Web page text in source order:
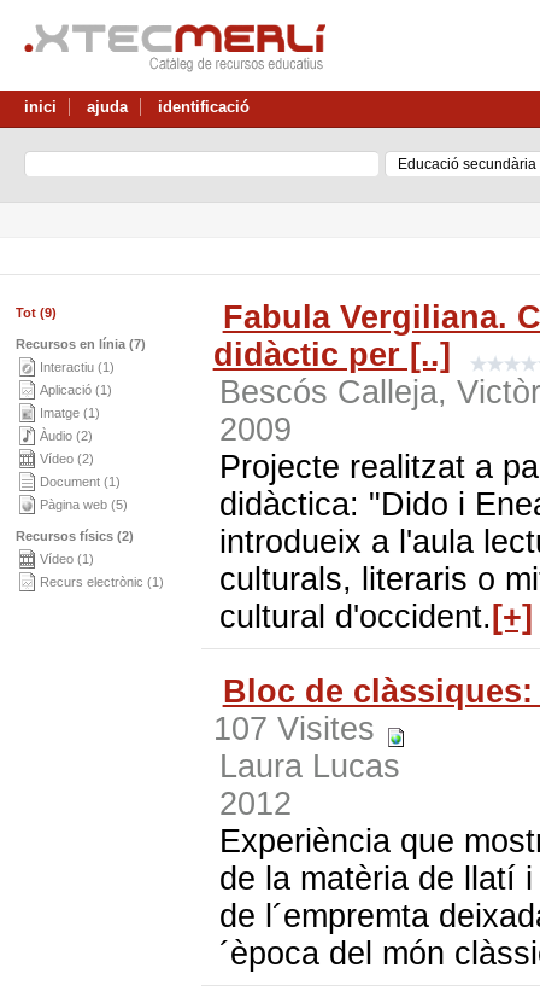
inici ajuda identificació
Tot (9)
Recursos en línia (7)
Interactiu (1)
Aplicació (1)
Imatge (1)
Àudio (2)
Vídeo (2)
Document (1)
Pàgina web (5)
Recursos físics (2)
Vídeo (1)
Recurs electrònic (1)
Fabula Vergiliana.
didàctic per [..]
Bescós Calleja,
2009
Projecte realitzat a
didàctica: "Dido i
introdueix a l'aula
culturals, literaris o
cultural d'occident. [+]
Bloc de
107 Visites
Laura Lucas
2012
Experiència que
de la matèria de llatí
de l´empremta
´època del món